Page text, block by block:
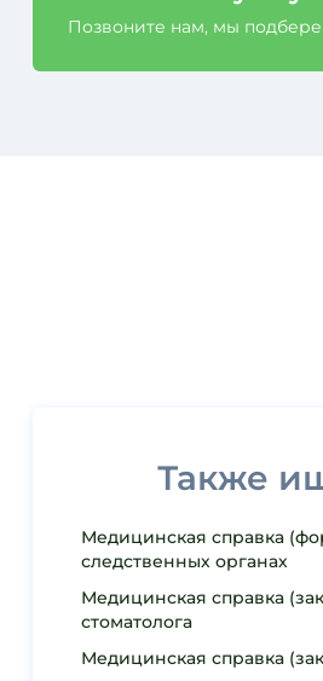
Позвоните нам, мы
Также
Медицинская cправка
следственных органах
Медицинская справка
стоматолога
Медицинская справка